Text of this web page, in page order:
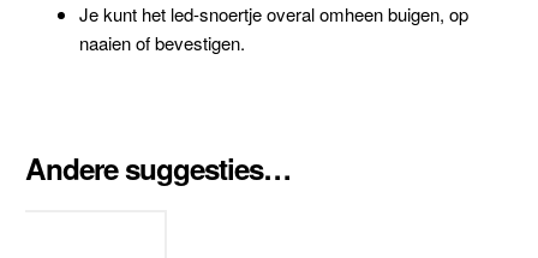
Je kunt het led-snoertje overal omheen buigen, op
naaien of bevestigen.
Andere suggesties…